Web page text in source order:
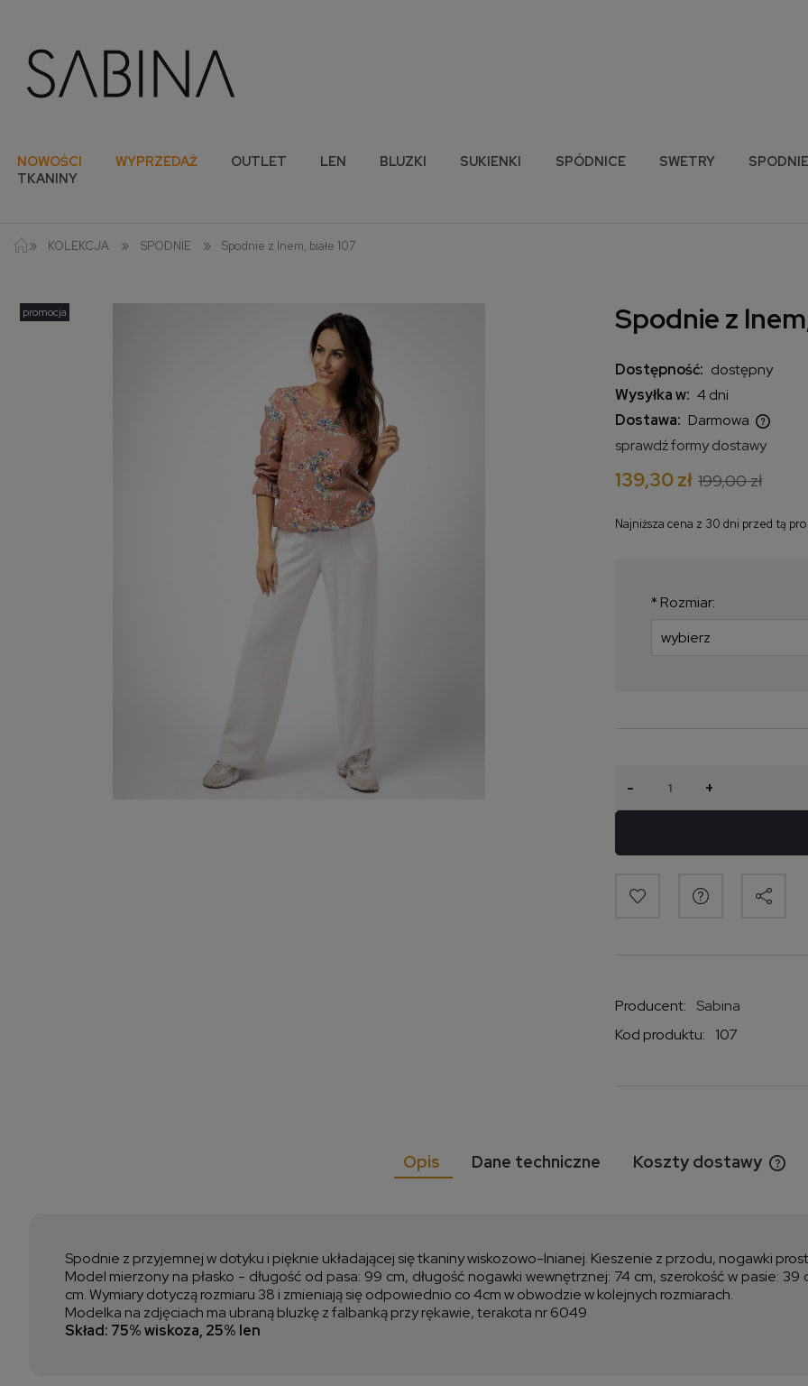
NOWOŚCI WYPRZEDAŻ OUTLET LEN BLUZKI SUKIENKI SPÓDNICE SWETRY
SPODNIE
TKANINY
» KOLEKCJA » SPODNIE » Spodnie z lnem, białe 107
promocja Spodnie z
Dostępność: dostępny
Wysyłka w: 4 dni
Dostawa: Darmowa
kosztów płatności
sprawdź formy dostawy
139,30 zł 199,00 zł
Najniższa cena z 30 dni przed tą
najniższa cena od
* Rozmiar:
- +
Producent:
Sabina
Kod produktu:
107
Opis Dane techniczne Koszty dostawy
Spodnie z przyjemnej w dotyku i pięknie układającej się tkaniny wiskozowo-lnianej. Kieszenie z przodu, nogawki
Model mierzony na płasko - długość od pasa: 99 cm, długość nogawki wewnętrznej: 74 cm, szerokość w pasie:
cm. Wymiary dotyczą rozmiaru 38 i zmieniają się odpowiednio co 4cm w obwodzie w kolejnych rozmiarach.
Modelka na zdjęciach ma ubraną bluzkę z falbanką przy rękawie, terakota nr 6049
Skład: 75% wiskoza, 25% len